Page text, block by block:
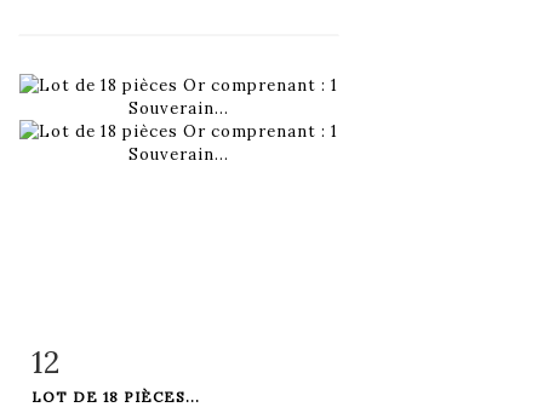
Fiche détaillée
12
LOT DE 18 PIÈCES...